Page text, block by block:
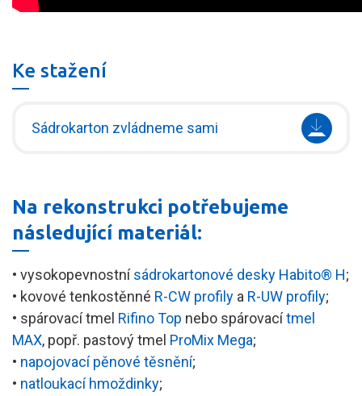
Ke stažení
Sádrokarton zvládneme sami
Na rekonstrukci potřebujeme
následující materiál:
• vysokopevnostnísádrokartonové desky Habito® H;
• kovové tenkostěnné R-CW profily a R-UW profily;
• spárovací tmel Rifino Top nebo spárovacítmel
MAX, popř. pastový tmel ProMix Mega;
• napojovací pěnové těsnění;
• natloukací hmoždinky;